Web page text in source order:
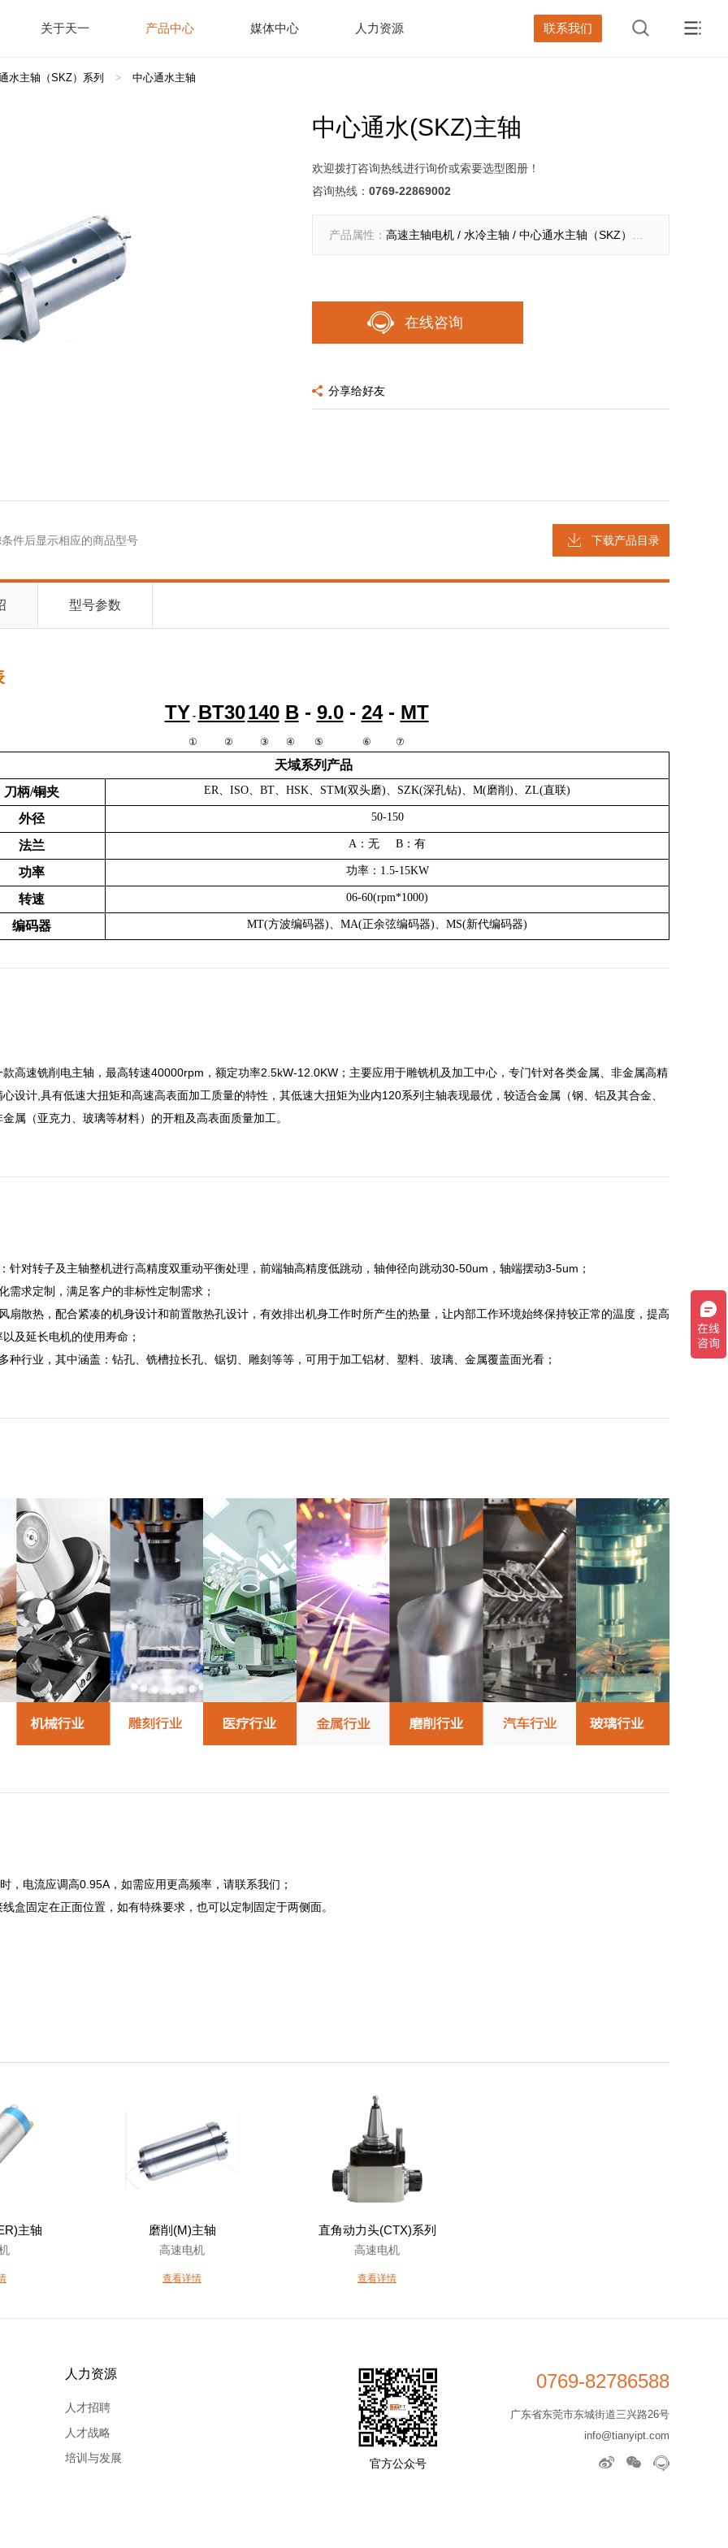
关于天一 产品中心 媒体中心 人力资源 联系我们
水主轴（SKZ）系列 > 中心通水主轴
中心通水(SKZ)主轴
欢迎拨打咨询热线进行询价或索要选型图册！
咨询热线： 0769-22869002
产品属性： 高速主轴电机 / 水冷主轴 / 中心通水主轴（SKZ）系列
在线咨询
分享给好友
件后显示相应的商品型号 下载产品目录
型号参数
TY - BT30140 B- 9.0- 24- MT
① ② ③ ④ ⑤ ⑥ ⑦
天域系列产品
刀柄/铜夹 ER、ISO、BT、HSK、 STM(双头磨)、SZK(深孔钻)、M(磨削)、ZL(直联)
外径 50-150
法兰 A：无 B：有
功率 功率：1.5-15KW
转速 06-60(rpm*1000)
编码器 MT(方波编码器)、 MA(正余弦编码器)、 MS(新代编码器)
速铣削电主轴，最高转速40000rpm，额定功率2.5kW-12.0KW；主要应用于雕铣机及加工中心，专门针对各类金属、非金属高精
设计,具有低速大扭矩和高速高表面加工质量的特性，其低速大扭矩为业内120系列主轴表现最优，较适合金属（钢、铝及其合金、
属（亚克力、玻璃等材料）的开粗及高表面质量加工。
针对转子及主轴整机进行高精度双重动平衡处理，前端轴高精度低跳动，轴伸径向跳动30-50um，轴端摆动3-5um；
需求定制，满足客户的非标性定制需求；
扇散热，配合紧凑的机身设计和前置散热孔设计，有效排出机身工作时所产生的热量，让内部工作环境始终保持较正常的温度，提高
及延长电机的使用寿命；
种行业，其中涵盖：钻孔、铣槽拉长孔、锯切、雕刻等等，可用于加工铝材、塑料、玻璃、金属覆盖面光看；
，电流应调高0.95A，如需应用更高频率，请联系我们；
盒固定在正面位置，如有特殊要求，也可以定制固定于两侧面。
主轴 磨削(M)主轴
高速电机
查看详情
直角动力头(CTX)系列
高速电机
查看详情
人力资源
人才招聘
人才战略
培训与发展
0769-82786588
广东省东莞市东城街道三兴路26号
info@tianyipt.com
官方公众号